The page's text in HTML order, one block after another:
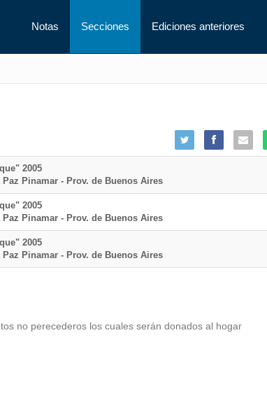
Notas Secciones Ediciones anteriores
2005
Pinamar - Prov. de Buenos Aires
2005
Pinamar - Prov. de Buenos Aires
2005
Pinamar - Prov. de Buenos Aires
no perecederos los cuales serán donados al hogar